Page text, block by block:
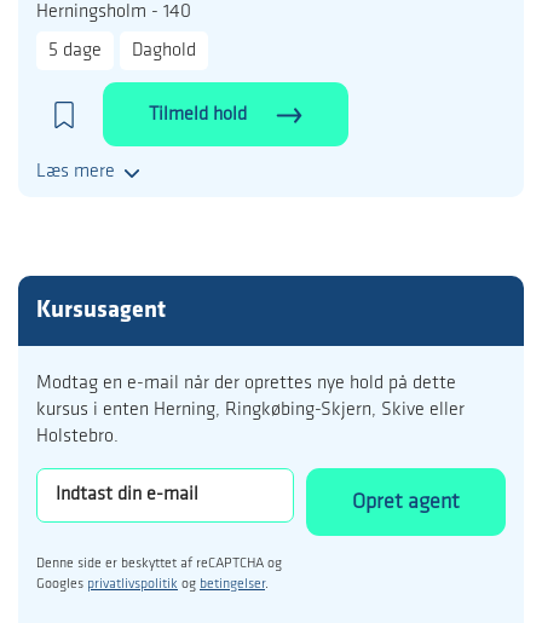
Herningsholm - 140
5 dage
Daghold
Tilmeld hold
Læs mere
Kursusagent
Modtag en e-mail når der oprettes nye hold på dette
kursus i enten Herning, Ringkøbing-Skjern, Skive eller
Holstebro.
Opret agent
Denne side er beskyttet af reCAPTCHA og
Googles privatlivspolitik og betingelser.